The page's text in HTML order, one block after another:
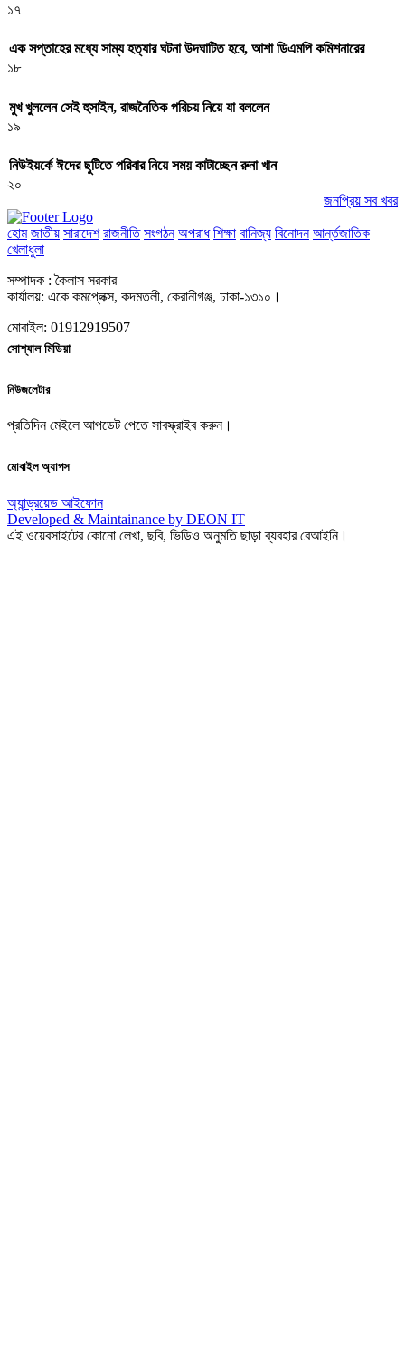
১৭
এক সপ্তাহের মধ্যে সাম্য হত্যার ঘটনা উদঘাটিত হবে, আশা ডিএমপি কমিশনারের
১৮
মুখ খুললেন সেই হুসাইন, রাজনৈতিক পরিচয় নিয়ে যা বললেন
১৯
নিউইয়র্কে ঈদের ছুটিতে পরিবার নিয়ে সময় কাটাচ্ছেন রুনা খান
২০
জনপ্রিয় সব খবর
হোম জাতীয় সারাদেশ রাজনীতি সংগঠন অপরাধ শিক্ষা বানিজ্য বিনোদন আর্ন্তজাতিক
খেলাধুলা
সম্পাদক : কৈলাস সরকার
কার্যালয়: একে কমপ্লেক্স, কদমতলী, কেরানীগঞ্জ, ঢাকা-১৩১০।
মোবাইল: 01912919507
সোশ্যাল মিডিয়া
নিউজলেটার
প্রতিদিন মেইলে আপডেট পেতে সাবস্ক্রাইব করুন।
মোবাইল অ্যাপস
অ্যান্ড্রয়েড আইফোন
Developed & Maintainance by DEON IT
এই ওয়েবসাইটের কোনো লেখা, ছবি, ভিডিও অনুমতি ছাড়া ব্যবহার বেআইনি।